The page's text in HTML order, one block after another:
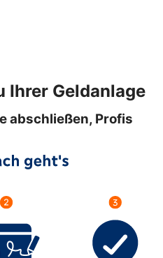
Ihrer Geldanlage
abschließen, Profis